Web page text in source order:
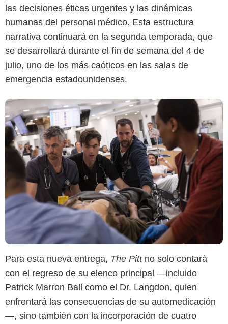
las decisiones éticas urgentes y las dinámicas
humanas del personal médico. Esta estructura
narrativa continuará en la segunda temporada, que
se desarrollará durante el fin de semana del 4 de
julio, uno de los más caóticos en las salas de
emergencia estadounidenses.
Para esta nueva entrega, The Pitt no solo contará
con el regreso de su elenco principal —incluido
Patrick Marron Ball como el Dr. Langdon, quien
enfrentará las consecuencias de su automedicación
—, sino también con la incorporación de cuatro